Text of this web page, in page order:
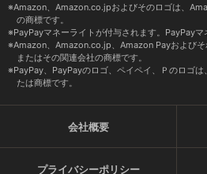
Amazon、Amazon.co.jpおよびそのロゴは、
の商標です。
PayPayマネーライトが付与されます。PayPayマ
Amazon、Amazon.co.jp、Amazon Payおよび
またはその関連会社の商標です。
PayPay、PayPayのロゴ、ペイペイ、Ｐのロゴ
たは商標です。
会社概要
プライバシーポリシー